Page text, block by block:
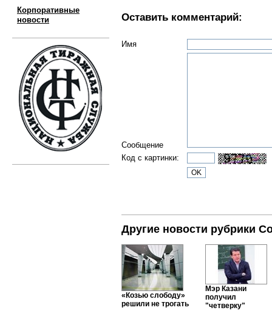
Корпоративные
новости
Оставить комментарий:
Имя
Сообщение
Код с картинки:
Другие новости рубрики
«Козью слободу»
решили не трогать
Мэр Казани
получил
"четверку"